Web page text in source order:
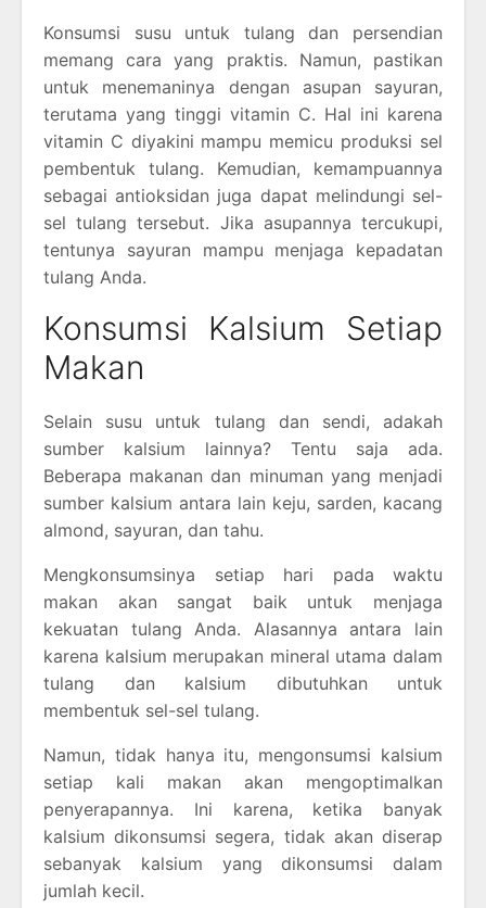
Konsumsi susu untuk tulang dan persendian
memang cara yang praktis. Namun, pastikan
untuk menemaninya dengan asupan sayuran,
terutama yang tinggi vitamin C. Hal ini karena
vitamin C diyakini mampu memicu produksi sel
pembentuk tulang. Kemudian, kemampuannya
sebagai antioksidan juga dapat melindungi sel-
sel tulang tersebut. Jika asupannya tercukupi,
tentunya sayuran mampu menjaga kepadatan
tulang Anda.
Konsumsi Kalsium Setiap
Makan
Selain susu untuk tulang dan sendi, adakah
sumber kalsium lainnya? Tentu saja ada.
Beberapa makanan dan minuman yang menjadi
sumber kalsium antara lain keju, sarden, kacang
almond, sayuran, dan tahu.
Mengkonsumsinya setiap hari pada waktu
makan akan sangat baik untuk menjaga
kekuatan tulang Anda. Alasannya antara lain
karena kalsium merupakan mineral utama dalam
tulang dan kalsium dibutuhkan untuk
membentuk sel-sel tulang.
Namun, tidak hanya itu, mengonsumsi kalsium
setiap kali makan akan mengoptimalkan
penyerapannya. Ini karena, ketika banyak
kalsium dikonsumsi segera, tidak akan diserap
sebanyak kalsium yang dikonsumsi dalam
jumlah kecil.